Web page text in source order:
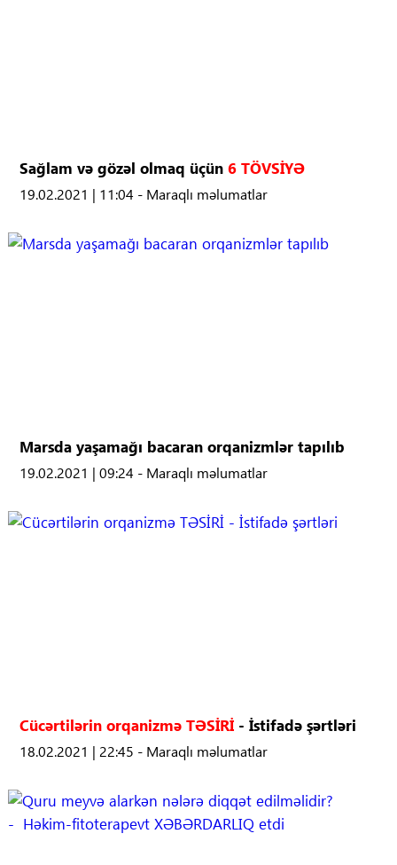
Sağlam və gözəl olmaq üçün6 TÖVSİYƏ
19.02.2021 | 11:04 - Maraqlı məlumatlar
Marsda yaşamağı bacaran orqanizmlər tapılıb
19.02.2021 | 09:24 - Maraqlı məlumatlar
Cücərtilərin orqanizmə TƏSİRİ- İstifadə şərtləri
18.02.2021 | 22:45 - Maraqlı məlumatlar